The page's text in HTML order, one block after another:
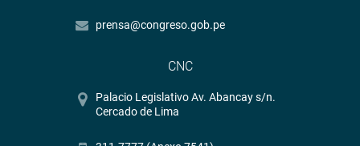
prensa@congreso.gob.pe
CNC
Palacio Legislativo Av. Abancay s/n.
Cercado de Lima